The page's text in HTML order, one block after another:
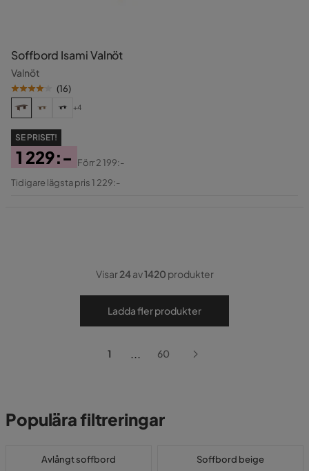
Soffbord Isami Valnöt
Valnöt
(16)
+4
SE PRISET!
Pris
1 229:-
Original
Förr2 199:-
Tidigare lägsta pris 1 229:-
Visar24av1420 produkter
Ladda fler produkter
1 ... 60
Populära filtreringar
Avlångt soffbord Soffbord beige